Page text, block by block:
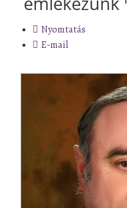
Nyomtatás
E-mail